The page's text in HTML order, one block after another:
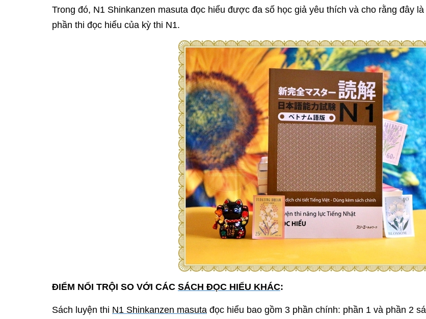
Trong đó, N1 Shinkanzen masuta đọc hiểu được đa số học giả yêu thích và cho rằng đây
phần thi đọc hiểu của kỳ thi N1.
ĐIỂM NỔI TRỘI SO VỚI CÁC SÁCH ĐỌC HIỂU KHÁC:
Sách luyện thi N1 Shinkanzen masuta đọc hiểu bao gồm 3 phần chính: phần 1 và phần 2